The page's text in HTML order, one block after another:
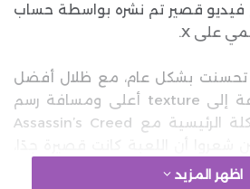
قصير تم نشره بواسطة حساب
تحسنت بشكل عام، مع ظلال أفضل
ودقة انعكاس، بالإضافة إلى texture أعلى ومسافة رسم
محسنة، وكانت المشكلة الرئيسية مع Assassin’s Creed
أقل الألعاب تصنيفًا في تاريخ
اظهر المزيد